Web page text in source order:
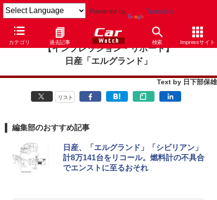
Powered by Translate
カテゴリ 過去記事 検索 Impressサイト
【インプレッション・リポート】
日産「エルグランド」
Text by 日下部保雄
リスト
編集部のおすすめ記事
日産、「エルグランド」「シビリアン」
計8万141台をリコール。燃料計の不具合
でエンストに至るおそれ